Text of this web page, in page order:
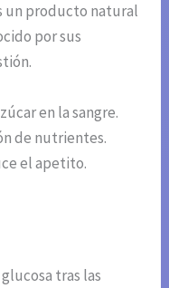
un producto natural
por sus
en la sangre.
de nutrientes.
el apetito.
tras las